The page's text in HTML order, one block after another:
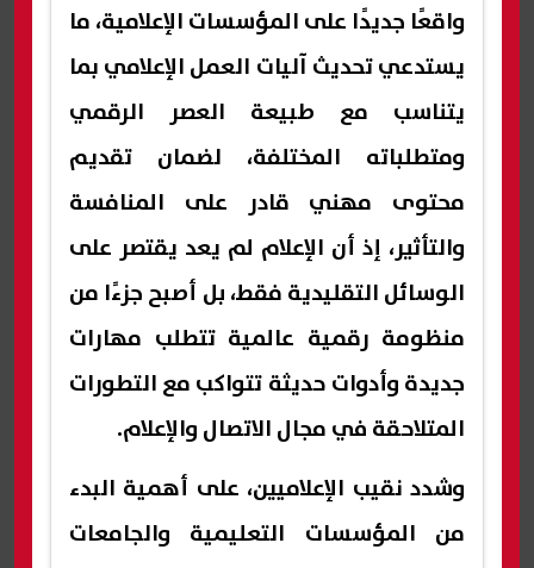
واقعًا جديدًا على المؤسسات الإعلامية، ما
يستدعي تحديث آليات العمل الإعلامي بما
يتناسب مع طبيعة العصر الرقمي
ومتطلباته المختلفة، لضمان تقديم
محتوى مهني قادر على المنافسة
والتأثير، إذ أن الإعلام لم يعد يقتصر على
الوسائل التقليدية فقط، بل أصبح جزءًا من
منظومة رقمية عالمية تتطلب مهارات
جديدة وأدوات حديثة تتواكب مع التطورات
المتلاحقة في مجال الاتصال والإعلام.
وشدد نقيب الإعلاميين، على أهمية البدء
من المؤسسات التعليمية والجامعات